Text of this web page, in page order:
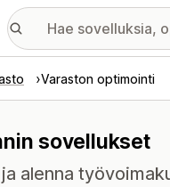
Varaston optimointi
sovellukset
alenna